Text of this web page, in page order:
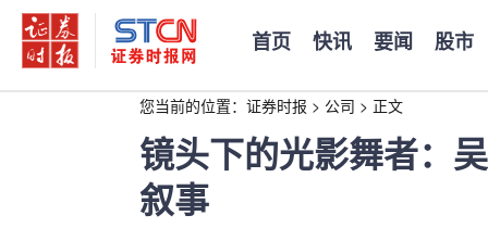
首页 快讯 要闻 股市
您当前的位置： 证券时报 > 公司 > 正文
镜头下的光影舞者：
叙事